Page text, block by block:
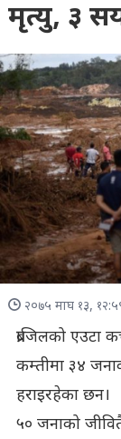
मृत्यु, ३
२०७५ माघ १३,
ब्राजिलको एउटा
कम्तीमा ३४
हराइरहेका छन।
५० जनाको